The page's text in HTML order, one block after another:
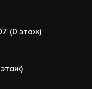
(0 этаж)